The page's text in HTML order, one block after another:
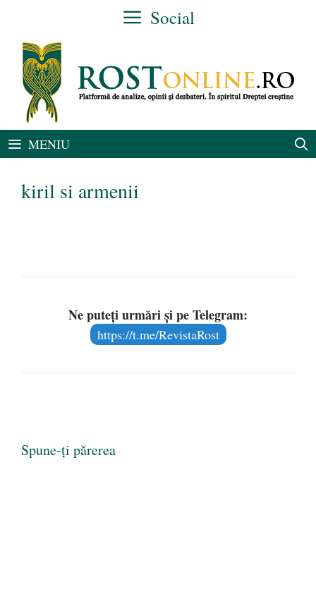
conținut
Social
MENIU
kiril si armenii
Ne puteți urmări și pe Telegram:
https://t.me/RevistaRost
Spune-ți părerea